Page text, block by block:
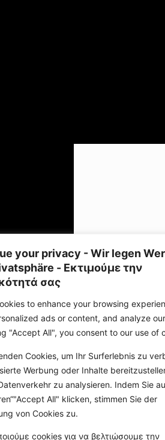
your privacy - Wir legen
- Εκτιμούμε την
σας
to enhance your browsing
ads or content, and analyze
"Accept All", you consent to our use of
Cookies, um Ihr Surferlebnis zu
Werbung oder Inhalte
zu analysieren. Indem Sie
All" klicken, stimmen Sie der
von Cookies zu.
cookies για να βελτιώσουμε την